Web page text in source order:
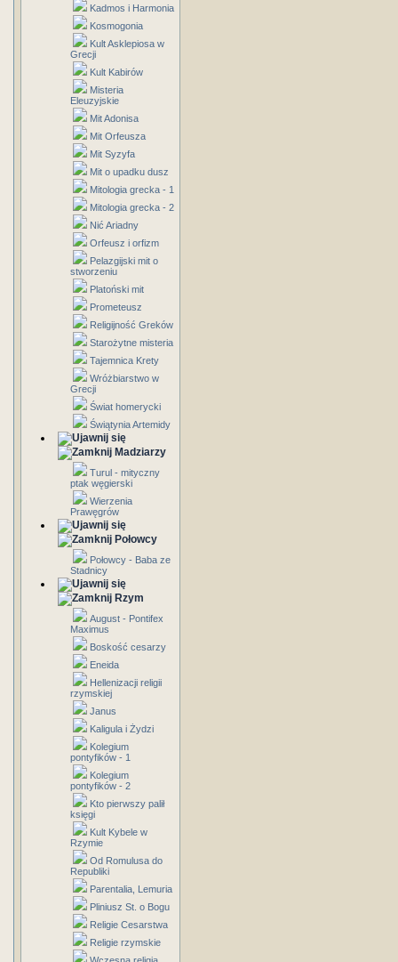
Kadmos i Harmonia
Kosmogonia
Kult Asklepiosa w
Grecji
Kult Kabirów
Misteria
Eleuzyjskie
Mit Adonisa
Mit Orfeusza
Mit Syzyfa
Mit o upadku dusz
Mitologia grecka - 1
Mitologia grecka - 2
Nić Ariadny
Orfeusz i orfizm
Pelazgijski mit o
stworzeniu
Platoński mit
Prometeusz
Religijność Greków
Starożytne misteria
Tajemnica Krety
Wróżbiarstwo w
Grecji
Świat homerycki
Świątynia Artemidy
Madziarzy
Turul - mityczny
ptak węgierski
Wierzenia
Prawęgrów
Połowcy
Połowcy - Baba ze
Stadnicy
Rzym
August - Pontifex
Maximus
Boskość cesarzy
Eneida
Hellenizacji religii
rzymskiej
Janus
Kaligula i Żydzi
Kolegium
pontyfików - 1
Kolegium
pontyfików - 2
Kto pierwszy palił
księgi
Kult Kybele w
Rzymie
Od Romulusa do
Republiki
Parentalia, Lemuria
Pliniusz St. o Bogu
Religie Cesarstwa
Religie rzymskie